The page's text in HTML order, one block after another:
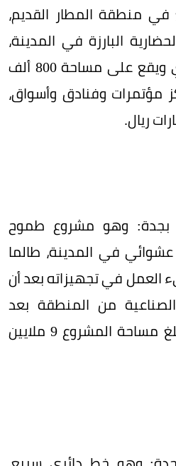
منطقة المطار القديم،
البارزة في المدينة،
والمشروع سكني تجاري ويقع على مساحة 800 ألف
مؤتمرات وفنادق وأسواق،
بجدة: وهو مشروع طموح
في المدينة، طالما
العمل في تجهيزاته بعد أن
من المنطقة بعد
سنوات من التأجيل، وتبلغ مساحة المشروع 9 ملايين